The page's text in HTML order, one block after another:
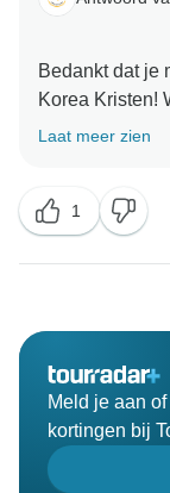
Bedankt dat je
Korea Kristen!
in staat was
Laat meer zien
1
Meld je aan
kortingen bij